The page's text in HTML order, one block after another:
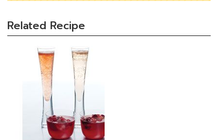
Related Recipe